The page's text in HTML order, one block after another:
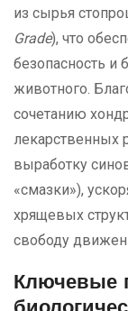
из сырья
Grade), что
безопасность и
животного.
сочетанию
лекарственных
выработку
«смазки»),
хрящевых
свободу
Ключевые